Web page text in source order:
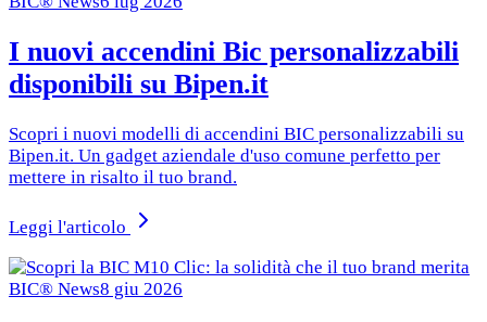
I nuovi accendini Bic personalizzabili
disponibili su Bipen.it
Scopri i nuovi modelli di accendini BIC personalizzabili su
Bipen.it. Un gadget aziendale d'uso comune perfetto per
mettere in risalto il tuo brand.
Leggi l'articolo
BIC® News8 giu 2026